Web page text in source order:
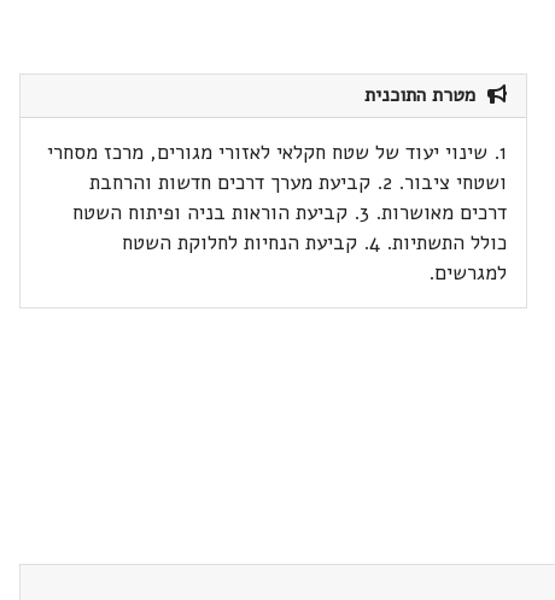
מטרת התוכנית
1. שינוי יעוד של שטח חקלאי לאזורי מגורים, מרכז מסחרי
ושטחי ציבור. 2. קביעת מערך דרכים חדשות והרחבת
דרכים מאושרות. 3. קביעת הוראות בניה ופיתוח השטח
כולל התשתיות. 4. קביעת הנחיות לחלוקת השטח
למגרשים.